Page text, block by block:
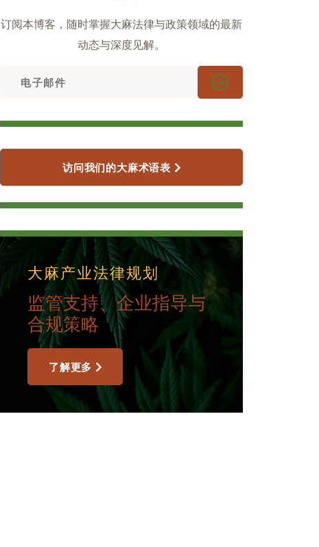
订阅本博客，随时掌握大麻法律与政策领域的最新
动态与深度见解。
访问我们的大麻术语表
大麻产业法律规划
监管支持、企业指导与
合规策略
了解更多